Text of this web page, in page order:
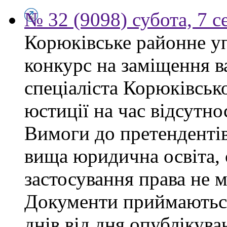
№ 32 (9098) субота, 7
Корюківське районне
конкурс на заміщення
спеціаліста
юстиції на час
Вимоги до
вища юридична освіта,
застосування права не
Документи